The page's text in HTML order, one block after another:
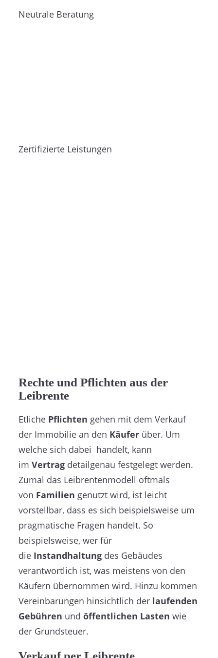
Neutrale Beratung
Zertifizierte Leistungen
Rechte und Pflichten aus der
Leibrente
Etliche Pflichten gehen mit dem Verkauf
der Immobilie an den Käufer über. Um
welche sich dabei handelt, kann
im Vertrag detailgenau festgelegt werden.
Zumal das Leibrentenmodell oftmals
von Familien genutzt wird, ist leicht
vorstellbar, dass es sich beispielsweise um
pragmatische Fragen handelt. So
beispielsweise, wer für
die Instandhaltung des Gebäudes
verantwortlich ist, was meistens von den
Käufern übernommen wird. Hinzu kommen
Vereinbarungen hinsichtlich der laufenden
Gebühren und öffentlichen Lasten wie
der Grundsteuer.